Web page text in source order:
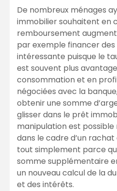
De nombreux ménages
immobilier souhaitent en
remboursement
par exemple financer des
intéressante puisque le
est souvent plus
consommation et en
négociées avec la
obtenir une somme
glisser dans le prêt
manipulation est possible
dans le cadre d’un
tout simplement parce
somme supplémentaire
un nouveau calcul de la
et des intérêts.